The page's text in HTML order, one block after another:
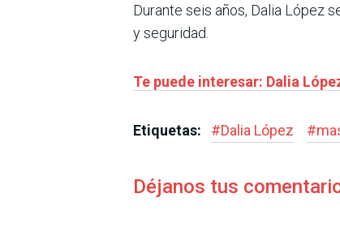
Durante seis años, Dalia López
y seguridad.
Te puede interesar: Dalia
Etiquetas: #Dalia López #
Déjanos tus